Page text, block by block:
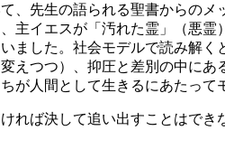
、先生の語られる聖書からの
主イエスが「汚れた霊」（悪
ました。社会モデルで読み解
えつつ）、抑圧と差別の中に
が人間として生きるにあたっ
れば決して追い出すことはで